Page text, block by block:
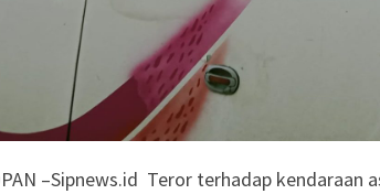
–Sipnews.id Teror terhadap kendaraan